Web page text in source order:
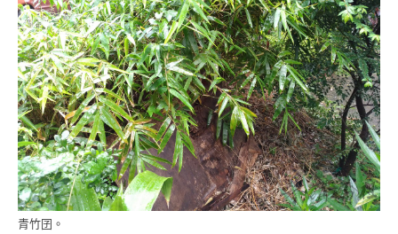
青竹囝。